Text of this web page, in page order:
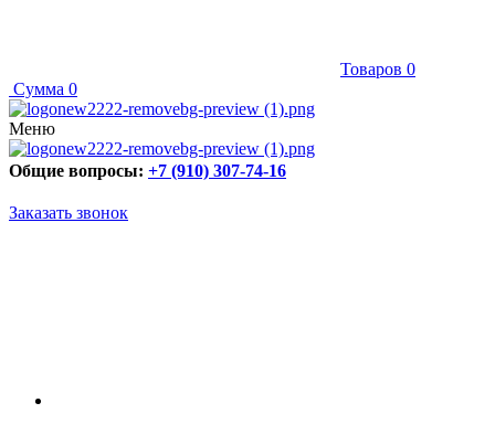
Товаров 0
Сумма 0
Меню
Общие вопросы: +7 (910) 307-74-16
Заказать звонок